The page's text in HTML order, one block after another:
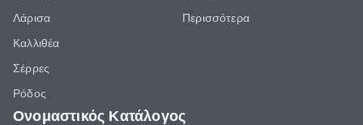
Λάρισα
Καλλιθέα
Σέρρες
Ρόδος
Περισσότερα
Ονομαστικός Κατάλογος